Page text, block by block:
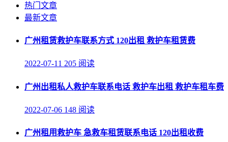
热门文章
最新文章
广州租赁救护车联系方式 120出租 救护车租赁费
2022-07-11 205 阅读
广州出租私人救护车联系电话 救护车出租 救护车租车费
2022-07-06 148 阅读
广州租用救护车 急救车租赁联系电话 120出租收费